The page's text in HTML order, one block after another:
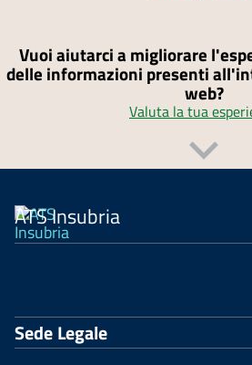
Vuoi aiutarci a migliorare
delle informazioni presenti
web?
Valuta la tua
ATS Insubria
Sede Legale